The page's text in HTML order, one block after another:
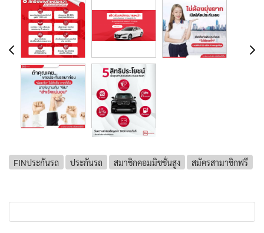
FINประกันรถ ประกันรถ สมาชิกคอมมิชชั่นสูง สมัครสามาชิกฟรี